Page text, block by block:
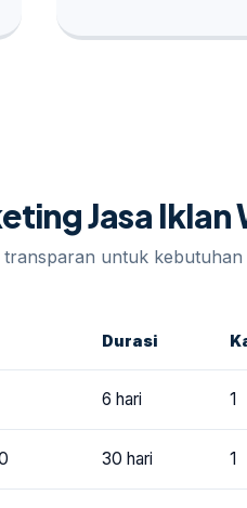
Jasa Iklan
untuk kebutuhan
Durasi
6 hari 1
30 hari 1